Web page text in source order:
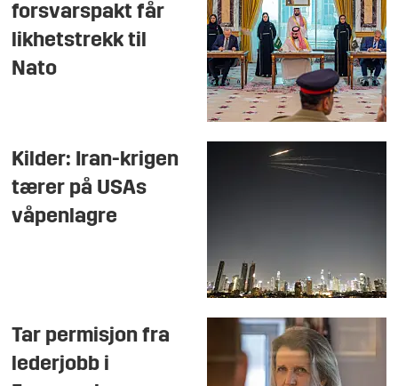
forsvarspakt får
likhetstrekk til
Nato
Kilder: Iran-krigen
tærer på USAs
våpenlagre
Tar permisjon fra
lederjobb i